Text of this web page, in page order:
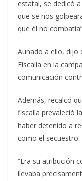
estatal, se dedicó
que se nos
que él no
Aunado a ello, dijo
Fiscalía en la
comunicación
Además, recalcó
fiscalía prevaleció
haber detenido a
como el secuestro.
“Era su atribución
llevaba